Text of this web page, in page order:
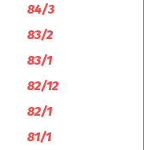
84/3
83/2
83/1
82/12
82/1
81/1